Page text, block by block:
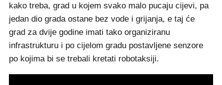
kako treba, grad u kojem svako malo pucaju cijevi, pa
jedan dio grada ostane bez vode i grijanja, e taj će
grad za dvije godine imati tako organiziranu
infrastrukturu i po cijelom gradu postavljene senzore
po kojima bi se trebali kretati robotaksiji.